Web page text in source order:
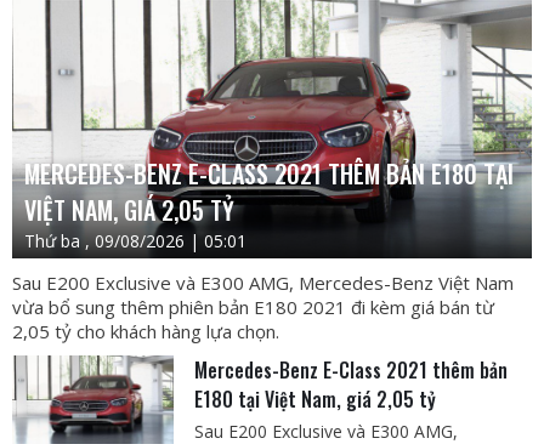
MERCEDES-BENZ E-CLASS 2021 THÊM BẢN E180 TẠI
VIỆT NAM, GIÁ 2,05 TỶ
Thứ ba , 09/08/2026 | 05:01
Sau E200 Exclusive và E300 AMG, Mercedes-Benz Việt Nam
vừa bổ sung thêm phiên bản E180 2021 đi kèm giá bán từ
2,05 tỷ cho khách hàng lựa chọn.
Mercedes-Benz E-Class 2021 thêm bản
E180 tại Việt Nam, giá 2,05 tỷ
Sau E200 Exclusive và E300 AMG,